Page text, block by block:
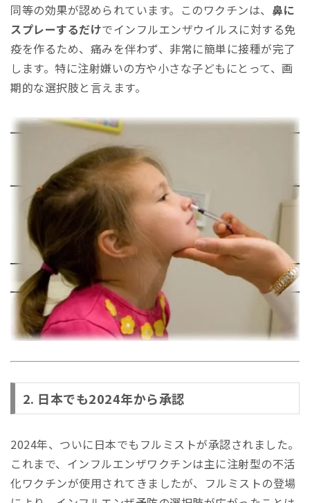
同等の効果が認められています。このワクチンは、 鼻に
スプレーするだけでインフルエンザウイルスに対する免
疫を作るため、痛みを伴わず、非常に簡単に接種が完了
します。特に注射嫌いの方や小さな子どもにとって、画
期的な選択肢と言えます。
2. 日本でも2024年から承認
2024年、ついに日本でもフルミストが承認されました。
これまで、インフルエンザワクチンは主に注射型の不活
化ワクチンが使用されてきましたが、フルミストの登場